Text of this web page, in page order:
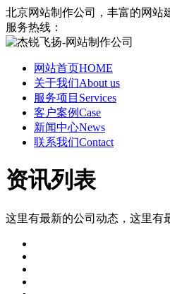
北京网站制作公司，丰富的网站
服务热线：
网站首页HOME
关于我们About us
服务项目 Services
客户案例Case
新闻中心News
联系我们Contact
资讯列表
这里有最新的公司动态，这里有